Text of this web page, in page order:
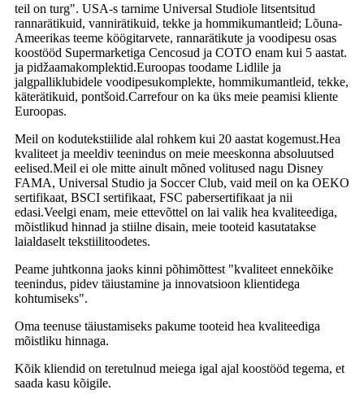
teil on turg". USA-s tarnime Universal Studiole litsentsitud
rannarätikuid, vannirätikuid, tekke ja hommikumantleid; Lõuna-
Ameerikas teeme köögitarvete, rannarätikute ja voodipesu osas
koostööd Supermarketiga Cencosud ja COTO enam kui 5 aastat.
ja pidžaamakomplektid.Euroopas toodame Lidlile ja
jalgpalliklubidele voodipesukomplekte, hommikumantleid, tekke,
käterätikuid, pontšoid.Carrefour on ka üks meie peamisi kliente
Euroopas.
Meil on kodutekstiilide alal rohkem kui 20 aastat kogemust.Hea
kvaliteet ja meeldiv teenindus on meie meeskonna absoluutsed
eelised.Meil ei ole mitte ainult mõned volitused nagu Disney
FAMA, Universal Studio ja Soccer Club, vaid meil on ka OEKO
sertifikaat, BSCI sertifikaat, FSC pabersertifikaat ja nii
edasi.Veelgi enam, meie ettevõttel on lai valik hea kvaliteediga,
mõistlikud hinnad ja stiilne disain, meie tooteid kasutatakse
laialdaselt tekstiilitoodetes.
Peame juhtkonna jaoks kinni põhimõttest "kvaliteet ennekõike
teenindus, pidev täiustamine ja innovatsioon klientidega
kohtumiseks".
Oma teenuse täiustamiseks pakume tooteid hea kvaliteediga
mõistliku hinnaga.
Kõik kliendid on teretulnud meiega igal ajal koostööd tegema, et
saada kasu kõigile.